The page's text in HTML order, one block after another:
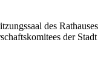
des Rathauses
der Stadt